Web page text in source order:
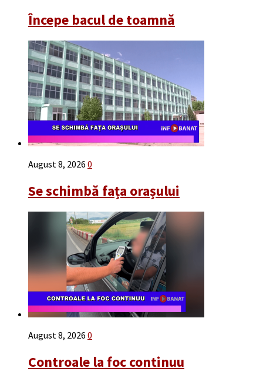
Începe bacul de toamnă
August 8, 2026 0
Se schimbă fața orașului
August 8, 2026 0
Controale la foc continuu